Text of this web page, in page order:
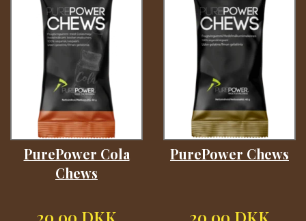
PurePower Cola
Chews
PurePower Chews